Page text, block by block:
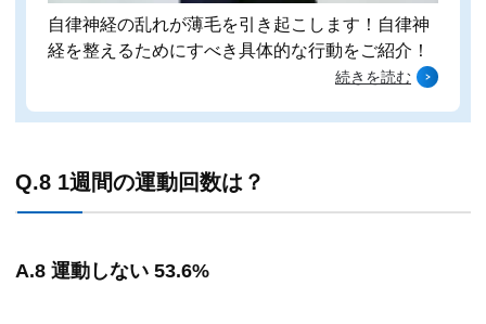
自律神経の乱れが薄毛を引き起こします！自律神
経を整えるためにすべき具体的な行動をご紹介！
続きを読む
Q.8 1週間の運動回数は？
A.8 運動しない 53.6%